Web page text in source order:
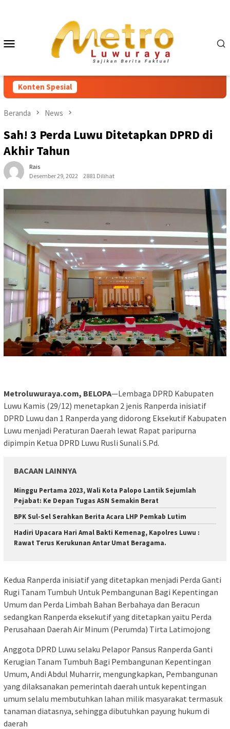
Mobile
Konten Spesial
Beranda News
Sah! 3 Perda Luwu Ditetapkan DPRD di
Akhir Tahun
Rais
Desember 29, 2022
2881 Dilihat
Metroluwuraya.com, BELOPA—Lembaga DPRD Kabupaten
Luwu Kamis (29/12) menetapkan 2 jenis Ranperda inisiatif
DPRD Luwu dan 1 Ranperda yang didorong Eksekutif Kabupaten
Luwu menjadi Peraturan Daerah lewat Rapat paripurna
dipimpin Ketua DPRD Luwu Rusli Sunali S.Pd.
BACAAN LAINNYA
Minggu Pertama 2023, Wali Kota Palopo Lantik Sejumlah
Pejabat: Ke Depan Tugas ASN Semakin Berat
BPK Sul-Sel Serahkan Berita Acara LHP Pemkab Lutim
Hadiri Upacara Hari Amal Bakti Kemenag, Kapolres Luwu :
Rawat Terus Kerukunan Antar Umat Beragama.
Kedua Ranperda inisiatif yang ditetapkan menjadi Perda Ganti
Rugi Tanam Tumbuh Untuk Pembangunan Bagi Kepentingan
Umum dan Perda Limbah Bahan Berbahaya dan Beracun
sedangkan Ranperda eksekutif yang ditetapkan yaitu Perda
Perusahaan Daerah Air Minum (Perumda) Tirta Latimojong
Anggota DPRD Luwu selaku Pelapor Pansus Ranperda Ganti
Kerugian Tanam Tumbuh Bagi Pembangunan Kepentingan
Umum, Andi Abdul Muharrir, mengungkapkan, Pembangunan
yang dilaksanakan pemerintah daerah untuk kepentingan
umum selalu membutuhkan lahan milik masyarakat termasuk
tanaman diatasnya, sehingga dibutuhkan payung hukum di
daerah